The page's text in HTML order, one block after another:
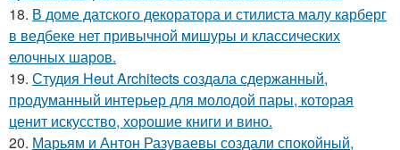
18. В доме датского декоратора и стилиста малу карберг
в ведбеке нет привычной мишуры и классических
елочных шаров.
19. Студия Heut Architects создала сдержанный,
продуманный интерьер для молодой пары, которая
ценит искусство, хорошие книги и вино.
20. Марьям и Антон Разуваевы создали спокойный,